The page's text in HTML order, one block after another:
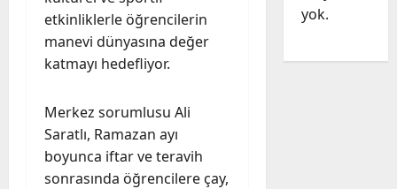
etkinliklerle öğrencilerin
manevi dünyasına değer
katmayı hedefliyor.
Merkez sorumlusu Ali
Saratlı, Ramazan ayı
boyunca iftar ve teravih
sonrasında öğrencilere çay,
yok.